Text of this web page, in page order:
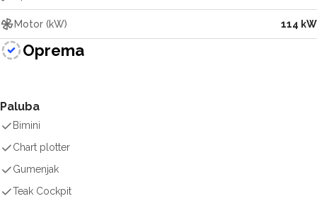
Motor (kW) 114 kW
Oprema
Paluba
Bimini
Chart plotter
Gumenjak
Teak Cockpit